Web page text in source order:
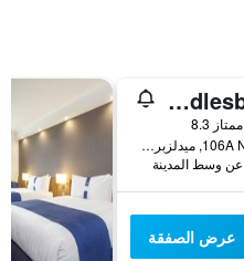
Travelodge Middlesbrough
ممتاز 8.3
106A Newport Rd, ميدلزبره, المملكة المتحدة
عرض الصفقة